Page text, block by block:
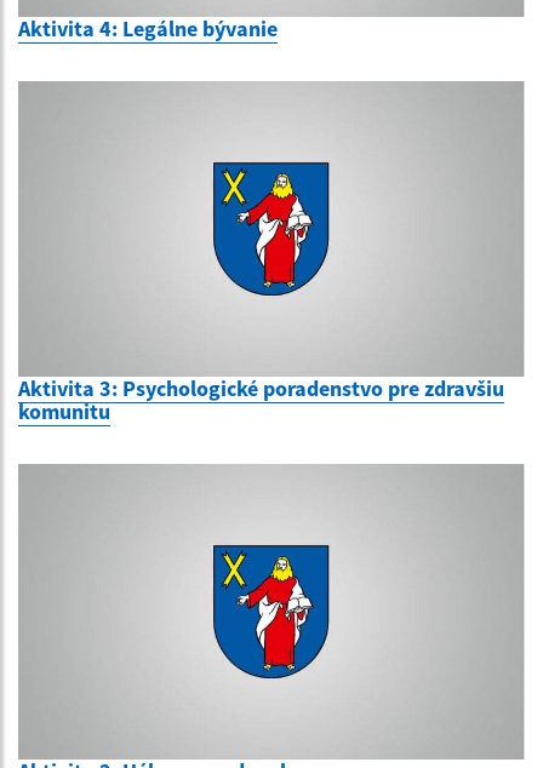
Aktivita 4: Legálne bývanie
Aktivita 3: Psychologické poradenstvo pre zdravšiu
komunitu